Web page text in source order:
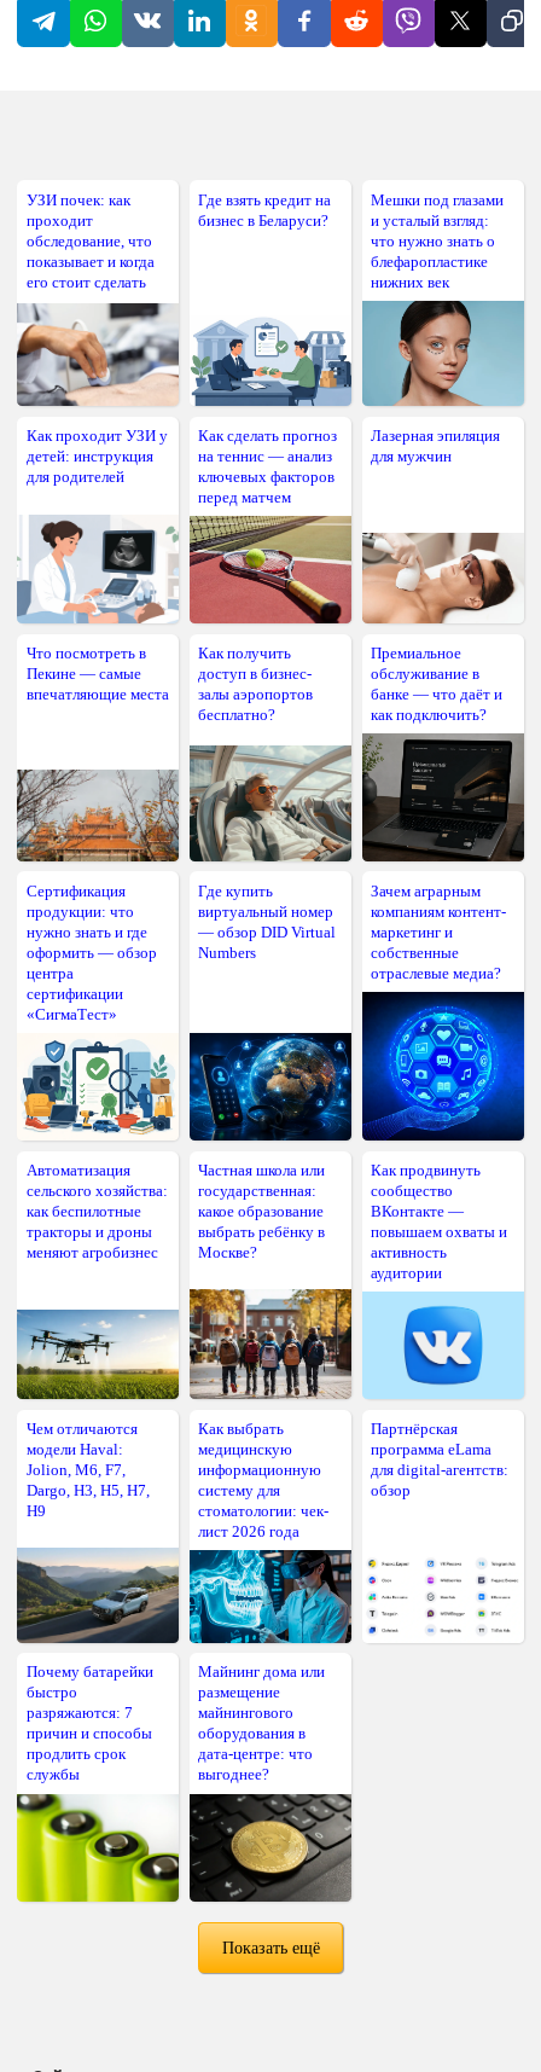
УЗИ почек: как
проходит
обследование, что
показывает и когда
его стоит сделать
Где взять кредит на
бизнес в Беларуси?
Мешки под глазами
и усталый взгляд:
что нужно знать о
блефаропластике
нижних век
Как проходит УЗИ у
детей: инструкция
для родителей
Как сделать прогноз
на теннис — анализ
ключевых факторов
перед матчем
Лазерная эпиляция
для мужчин
Что посмотреть в
Пекине — самые
впечатляющие места
Как получить
доступ в бизнес-
залы аэропортов
бесплатно?
Премиальное
обслуживание в
банке — что даёт и
как подключить?
Сертификация
продукции: что
нужно знать и где
оформить — обзор
центра
сертификации
«СигмаТест»
Где купить
виртуальный номер
— обзор DID Virtual
Numbers
Зачем аграрным
компаниям контент-
маркетинг и
собственные
отраслевые медиа?
Автоматизация
сельского хозяйства:
как беспилотные
тракторы и дроны
меняют агробизнес
Частная школа или
государственная:
какое образование
выбрать ребёнку в
Москве?
Как продвинуть
сообщество
ВКонтакте —
повышаем охваты и
активность
аудитории
Чем отличаются
модели Haval:
Jolion, M6, F7,
Dargo, H3, H5, H7,
H9
Как выбрать
медицинскую
информационную
систему для
стоматологии: чек-
лист 2026 года
Партнёрская
программа eLama
для digital-агентств:
обзор
Почему батарейки
быстро
разряжаются: 7
причин и способы
продлить срок
службы
Майнинг дома или
размещение
майнингового
оборудования в
дата-центре: что
выгоднее?
Показать ещё